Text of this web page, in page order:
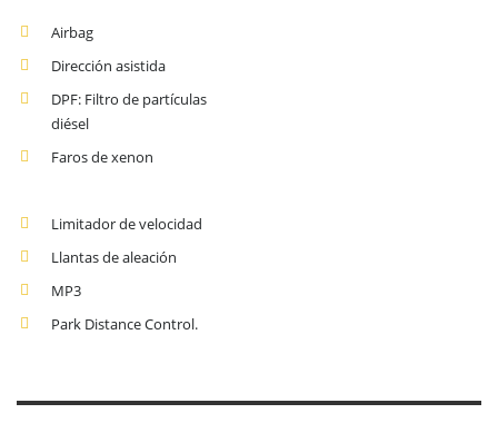
Airbag
Dirección asistida
DPF: Filtro de partículas
diésel
Faros de xenon
Limitador de velocidad
Llantas de aleación
MP3
Park Distance Control.